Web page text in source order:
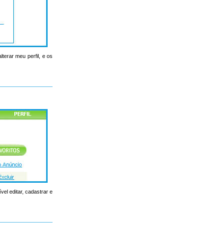
meu perfil, e os
editar, cadastrar e